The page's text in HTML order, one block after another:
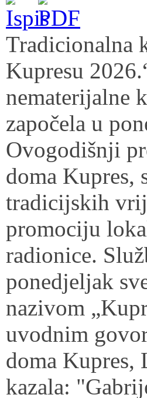
Tradicionalna
Kupresu
nematerijalne
započela u
Ovogodišnji
doma Kupres,
tradicijskih
promociju
radionice.
ponedjeljak
nazivom
uvodnim
doma Kupres,
kazala: